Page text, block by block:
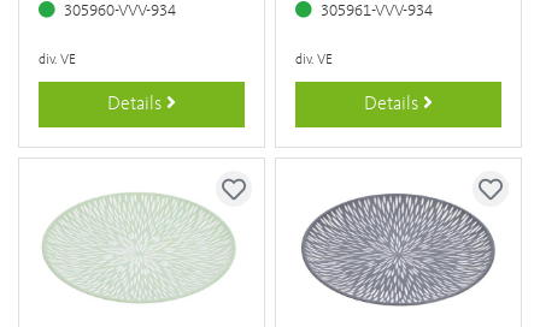
305960-VVV-934
div. VE
Details
305961-VVV-934
div. VE
Details